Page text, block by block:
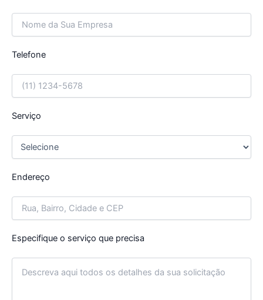
Telefone
Serviço
Endereço
Especifique o serviço que precisa